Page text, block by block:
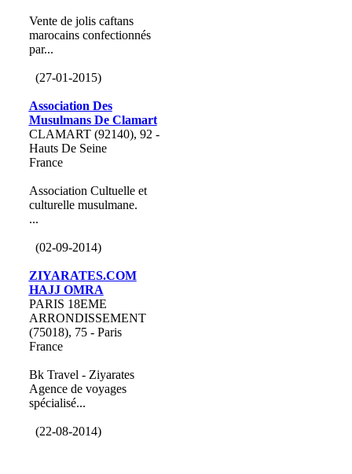
Vente de jolis caftans
marocains confectionnés
par...
(27-01-2015)
Association Des
Musulmans De Clamart
CLAMART (92140), 92 -
Hauts De Seine
France
Association Cultuelle et
culturelle musulmane.
...
(02-09-2014)
ZIYARATES.COM
HAJJ OMRA
PARIS 18EME
ARRONDISSEMENT
(75018), 75 - Paris
France
Bk Travel - Ziyarates
Agence de voyages
spécialisé...
(22-08-2014)